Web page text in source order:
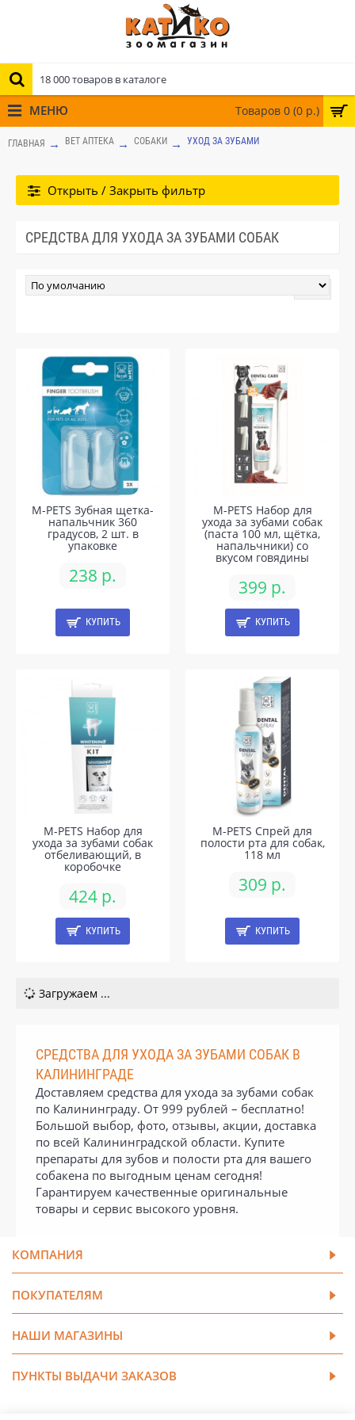
Товаров 0 (0 р.)
МЕНЮ
ГЛАВНАЯ ВЕТ АПТЕКА СОБАКИ УХОД ЗА ЗУБАМИ
Открыть / Закрыть фильтр
СРЕДСТВА ДЛЯ УХОДА ЗА ЗУБАМИ СОБАК
M-PETS Зубная щетка-
напальчник 360
градусов, 2 шт. в
упаковке
238 р.
КУПИТЬ
M-PETS Набор для
ухода за зубами собак
(паста 100 мл, щётка,
напальчники) со
вкусом говядины
399 р.
КУПИТЬ
M-PETS Набор для
ухода за зубами собак
отбеливающий, в
коробочке
424 р.
КУПИТЬ
M-PETS Спрей для
полости рта для собак,
118 мл
309 р.
КУПИТЬ
Загружаем ...
СРЕДСТВА ДЛЯ УХОДА ЗА ЗУБАМИ СОБАК В
КАЛИНИНГРАДЕ
Доставляем средства для ухода за зубами собак
по Калининграду. От 999 рублей – бесплатно!
Большой выбор, фото, отзывы, акции, доставка
по всей Калининградской области. Купите
препараты для зубов и полости рта для вашего
собакена по выгодным ценам сегодня!
Гарантируем качественные оригинальные
товары и сервис высокого уровня.
КОМПАНИЯ
ПОКУПАТЕЛЯМ
НАШИ МАГАЗИНЫ
ПУНКТЫ ВЫДАЧИ ЗАКАЗОВ